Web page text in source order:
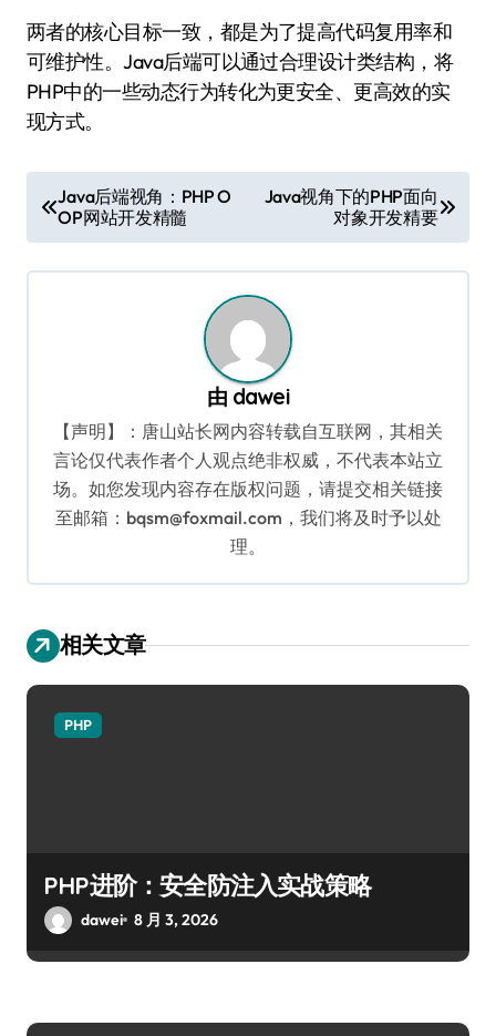
两者的核心目标一致，都是为了提高代码复用率和
可维护性。Java后端可以通过合理设计类结构，将
PHP中的一些动态行为转化为更安全、更高效的实
现方式。
章
导
Java后端视角：PHP O
OP网站开发精髓
Java视角下的PHP面向
对象开发精要
由 dawei
【声明】：唐山站长网内容转载自互联网，其相关
言论仅代表作者个人观点绝非权威，不代表本站立
场。如您发现内容存在版权问题，请提交相关链接
至邮箱：bqsm@foxmail.com，我们将及时予以处
理。
相关文章
PHP
PHP进阶：安全防注入实战策略
dawei 8 月 3, 2026